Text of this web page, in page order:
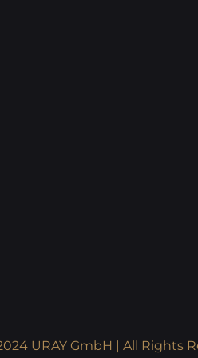
URAY GmbH | All Rights